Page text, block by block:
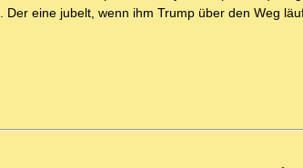
eine jubelt, wenn ihm Trump über den Weg